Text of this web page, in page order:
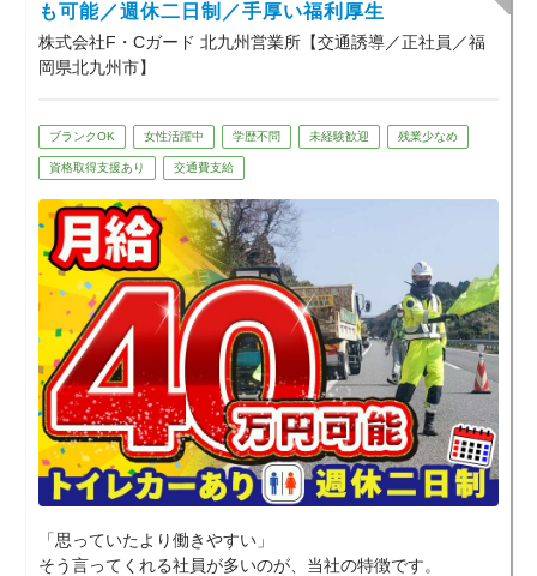
屋外作業のため体力は使いますが、4〜5名
のチーム制でこまめに休憩を取りながら進
めるため、無理なく働ける環境です。
また、「雨で収入が減る」「トイレが不
安」といった声に対しても、
・雨天中止時の休業補償あり
・現場にトイレカー常設
など、安心して働ける体制を整えていま
す。
★屋外での仕事なので大変な面もあります
が、
その分「収入」「安定」「社会貢献」をし
っかり感じられる仕事です。
■ 1日の流れ
出勤後、チームで現場へ移動
↓
規制設置（看板・コーン設置など）
↓
監視・巡回・車両誘導（交代で休憩あり）
撤収・帰社
※現場により早上がりあり（給与保証）
も可能／週休二日制／手厚い福利厚生
株式会社F・Cガード 北九州営業所【交通誘導／正社員／福
岡県北九州市】
ブランクOK 女性活躍中 学歴不問 未経験歓迎 残業少なめ
資格取得支援あり 交通費支給
「思っていたより働きやすい」
そう言ってくれる社員が多いのが、当社の特徴です。